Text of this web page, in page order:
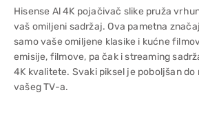
Hisense Al 4K pojačivač slike pruža
vaš omiljeni sadržaj. Ova pametna
samo vaše omiljene klasike i kućne
emisije, filmove, pa čak i streaming
4K kvalitete. Svaki piksel je poboljšan do
vašeg TV-a.